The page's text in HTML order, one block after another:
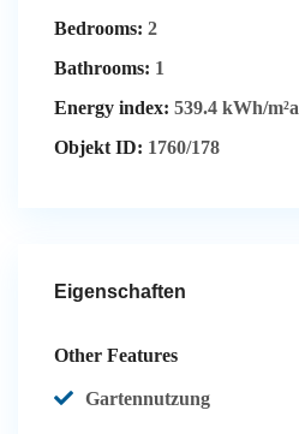
Bedrooms: 2
Bathrooms: 1
Energy index: 539.4 kWh/m²a
Objekt ID: 1760/178
Eigenschaften
Other Features
Gartennutzung